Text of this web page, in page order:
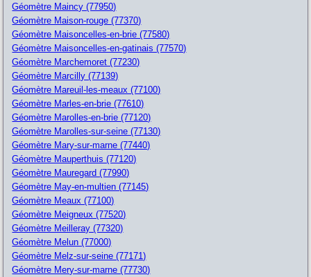
Géomètre Maincy (77950)
Géomètre Maison-rouge (77370)
Géomètre Maisoncelles-en-brie (77580)
Géomètre Maisoncelles-en-gatinais (77570)
Géomètre Marchemoret (77230)
Géomètre Marcilly (77139)
Géomètre Mareuil-les-meaux (77100)
Géomètre Marles-en-brie (77610)
Géomètre Marolles-en-brie (77120)
Géomètre Marolles-sur-seine (77130)
Géomètre Mary-sur-marne (77440)
Géomètre Mauperthuis (77120)
Géomètre Mauregard (77990)
Géomètre May-en-multien (77145)
Géomètre Meaux (77100)
Géomètre Meigneux (77520)
Géomètre Meilleray (77320)
Géomètre Melun (77000)
Géomètre Melz-sur-seine (77171)
Géomètre Mery-sur-marne (77730)